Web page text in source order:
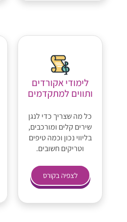
לימודי אקורדים
ותווים למתקדמים
כל מה שצריך כדי לנגן
שירים קלים ומורכבים,
בליווי נכון וכמה טיפים
וטריקים חשובים.
לצפיה בקורס